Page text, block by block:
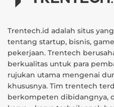
Trentech.id adalah situs
tentang startup, bisnis,
pekerjaan. Trentech
berkualitas untuk para
rujukan utama mengenai
khususnya. Tim trentech
berkompeten dibidangnya,